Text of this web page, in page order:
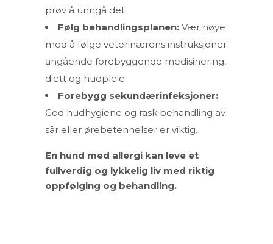
prøv å unngå det.
Følg behandlingsplanen: Vær nøye
med å følge veterinærens instruksjoner
angående forebyggende medisinering,
diett og hudpleie.
Forebygg sekundærinfeksjoner:
God hudhygiene og rask behandling av
sår eller ørebetennelser er viktig.
En hund med allergi kan leve et
fullverdig og lykkelig liv med riktig
oppfølging og behandling.